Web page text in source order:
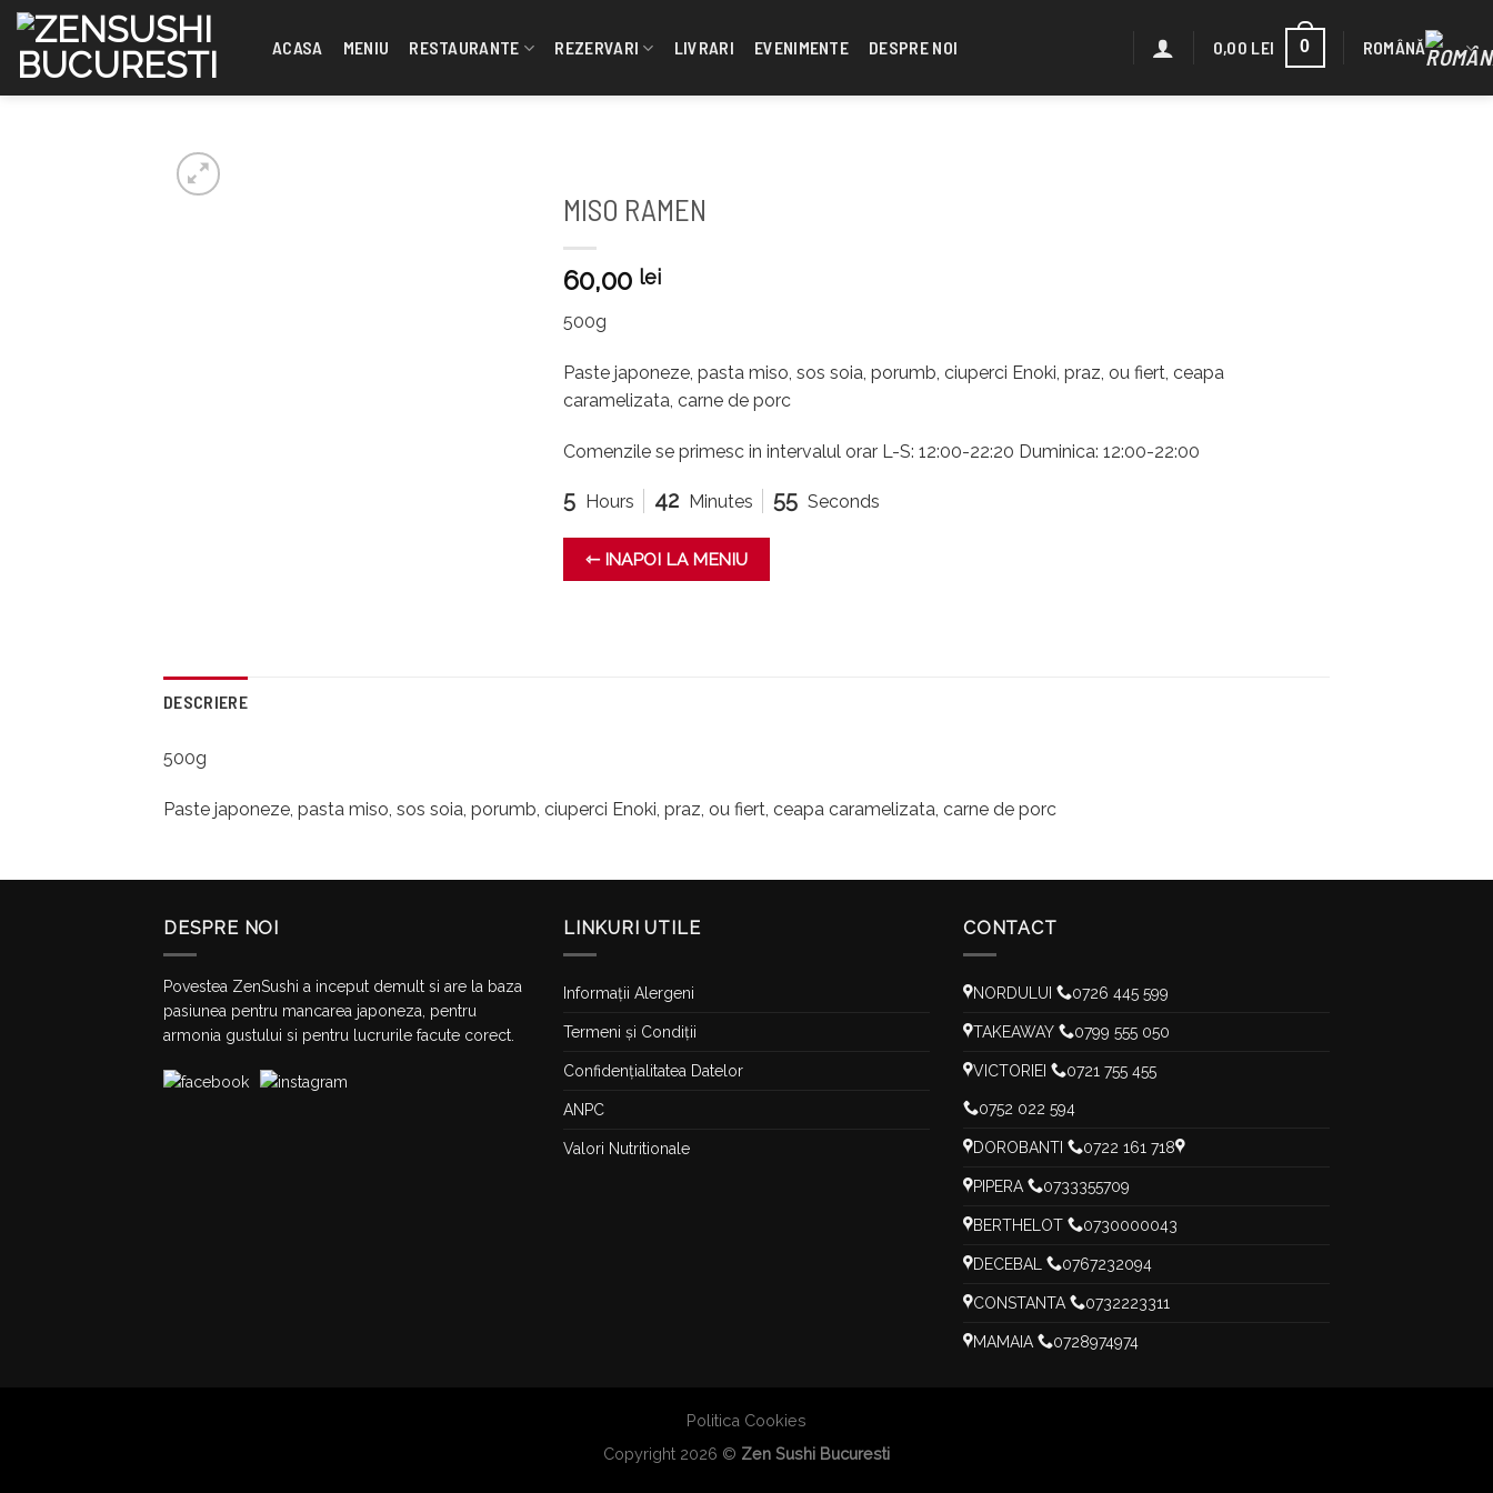
Skip
content
ACASA MENIU RESTAURANTE REZERVARI LIVRARI EVENIMENTE DESPRE NOI 0,00 LEI 0 ROMÂNĂ
MISO RAMEN
60,00 lei
500g
Paste japoneze, pasta miso, sos soia, porumb, ciuperci Enoki, praz, ou fiert, ceapa
caramelizata, carne de porc
Comenzile se primesc in intervalul orar L-S: 12:00-22:20 Duminica: 12:00-22:00
5 Hours 42 Minutes 55 Seconds
⇽ INAPOI LA MENIU
DESCRIERE
500g
Paste japoneze, pasta miso, sos soia, porumb, ciuperci Enoki, praz, ou fiert, ceapa caramelizata, carne de porc
DESPRE NOI
Povestea ZenSushi a inceput demult si are la baza
pasiunea pentru mancarea japoneza, pentru
armonia gustului si pentru lucrurile facute corect.
LINKURI UTILE
Informații Alergeni
Termeni și Condiții
Confidențialitatea Datelor
ANPC
Valori Nutritionale
CONTACT
NORDULUI 0726 445 599
TAKEAWAY 0799 555 050
VICTORIEI 0721 755 455
0752 022 594
DOROBANTI 0722 161 718
PIPERA 0733355709
BERTHELOT 0730000043
DECEBAL 0767232094
CONSTANTA 0732223311
MAMAIA 0728974974
Politica Cookies
Copyright 2026 © Zen Sushi Bucuresti